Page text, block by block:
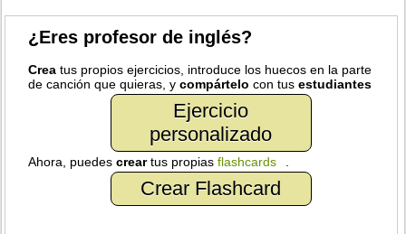
¿Eres profesor de inglés?
Crea tus propios ejercicios, introduce los huecos en la parte
de canción que quieras, ycompártelo con tusestudiantes
Ejercicio
personalizado
Ahora, puedescreartus propiasflashcards
Crear Flashcard